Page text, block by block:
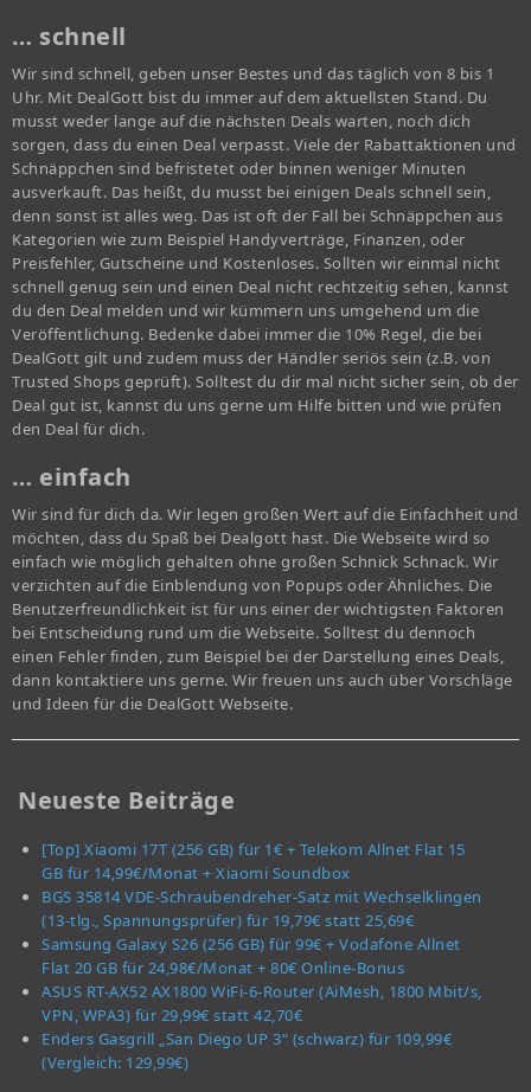
… schnell
Wir sind schnell, geben unser Bestes und das täglich von 8 bis 1
Uhr. Mit DealGott bist du immer auf dem aktuellsten Stand. Du
musst weder lange auf die nächsten Deals warten, noch dich
sorgen, dass du einen Deal verpasst. Viele der Rabattaktionen und
Schnäppchen sind befristetet oder binnen weniger Minuten
ausverkauft. Das heißt, du musst bei einigen Deals schnell sein,
denn sonst ist alles weg. Das ist oft der Fall bei Schnäppchen aus
Kategorien wie zum Beispiel Handyverträge, Finanzen, oder
Preisfehler, Gutscheine und Kostenloses. Sollten wir einmal nicht
schnell genug sein und einen Deal nicht rechtzeitig sehen, kannst
du den Deal melden und wir kümmern uns umgehend um die
Veröffentlichung. Bedenke dabei immer die 10% Regel, die bei
DealGott gilt und zudem muss der Händler seriös sein (z.B. von
Trusted Shops geprüft). Solltest du dir mal nicht sicher sein, ob der
Deal gut ist, kannst du uns gerne um Hilfe bitten und wie prüfen
den Deal für dich.
… einfach
Wir sind für dich da. Wir legen großen Wert auf die Einfachheit und
möchten, dass du Spaß bei Dealgott hast. Die Webseite wird so
einfach wie möglich gehalten ohne großen Schnick Schnack. Wir
verzichten auf die Einblendung von Popups oder Ähnliches. Die
Benutzerfreundlichkeit ist für uns einer der wichtigsten Faktoren
bei Entscheidung rund um die Webseite. Solltest du dennoch
einen Fehler finden, zum Beispiel bei der Darstellung eines Deals,
dann kontaktiere uns gerne. Wir freuen uns auch über Vorschläge
und Ideen für die DealGott Webseite.
Neueste Beiträge
[Top] Xiaomi 17T (256 GB) für 1€ + Telekom Allnet Flat 15
GB für 14,99€/Monat + Xiaomi Soundbox
BGS 35814 VDE-Schraubendreher-Satz mit Wechselklingen
(13-tlg., Spannungsprüfer) für 19,79€ statt 25,69€
Samsung Galaxy S26 (256 GB) für 99€ + Vodafone Allnet
Flat 20 GB für 24,98€/Monat + 80€ Online-Bonus
ASUS RT-AX52 AX1800 WiFi-6-Router (AiMesh, 1800 Mbit/s,
VPN, WPA3) für 29,99€ statt 42,70€
Enders Gasgrill „San Diego UP 3“ (schwarz) für 109,99€
(Vergleich: 129,99€)